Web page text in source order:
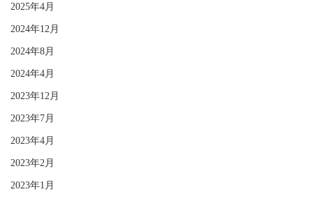
2025年4月
2024年12月
2024年8月
2024年4月
2023年12月
2023年7月
2023年4月
2023年2月
2023年1月